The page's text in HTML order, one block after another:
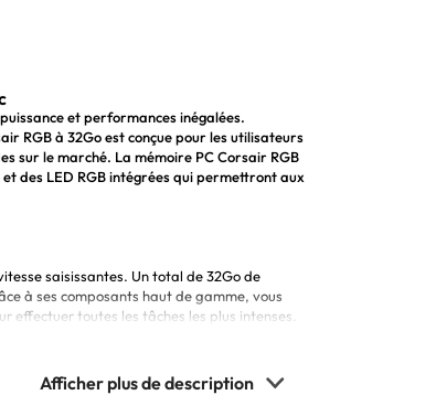
et performances inégalées.
RGB à 32Go est conçue pour les utilisateurs
sur le marché. La mémoire PC Corsair RGB
des LED RGB intégrées qui permettront aux
saisissantes. Un total de 32Go de
à ses composants haut de gamme, vous
effectuer toutes les tâches les plus intenses.